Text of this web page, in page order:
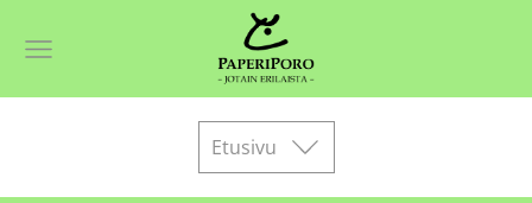
Etusivu